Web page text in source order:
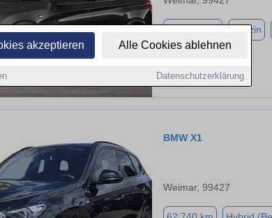
akzeptieren Alle Cookies ablehnen
Datenschutzerklärung
Benzin
BMW X1
Weimar, 99427